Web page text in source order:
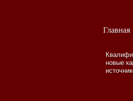
Главная
новые